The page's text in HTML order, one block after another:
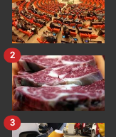
2
3